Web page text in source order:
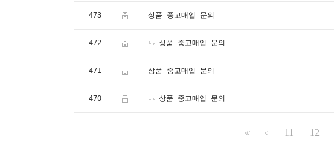
473 상품 중고매입 문의
472 상품 중고매입 문의
471 상품 중고매입 문의
470 상품 중고매입 문의
<< < 11 12